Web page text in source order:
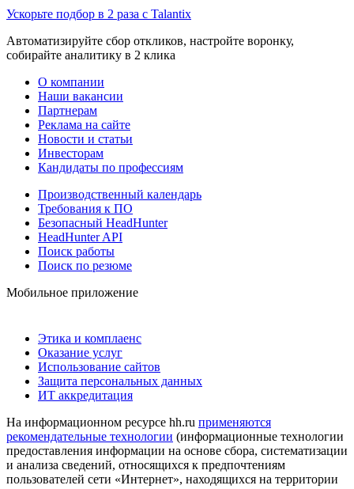
Ускорьте подбор в 2 раза с Talantix
Автоматизируйте сбор откликов, настройте воронку,
собирайте аналитику в 2 клика
О компании
Наши вакансии
Партнерам
Реклама на сайте
Новости и статьи
Инвесторам
Кандидаты по профессиям
Производственный календарь
Требования к ПО
Безопасный HeadHunter
HeadHunter API
Поиск работы
Поиск по резюме
Мобильное приложение
Этика и комплаенс
Оказание услуг
Использование сайтов
Защита персональных данных
ИТ аккредитация
На информационном ресурсе hh.ru применяются
рекомендательные технологии (информационные технологии
предоставления информации на основе сбора, систематизации
и анализа сведений, относящихся к предпочтениям
пользователей сети «Интернет», находящихся на территории